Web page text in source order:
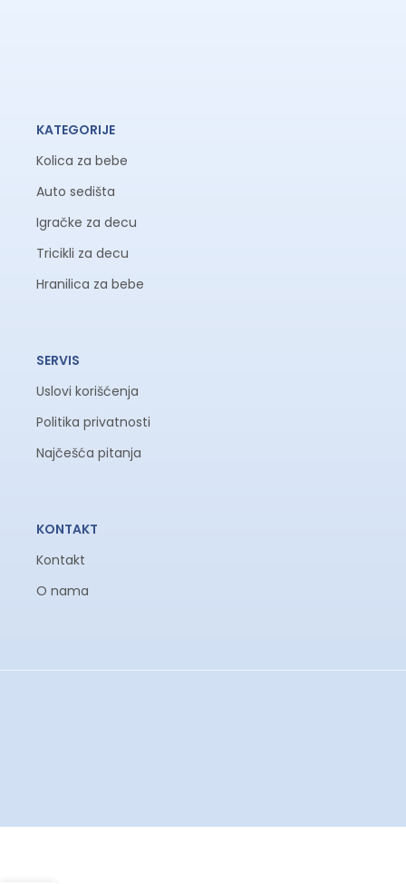
KATEGORIJE
Kolica za bebe
Auto sedišta
Igračke za decu
Tricikli za decu
Hranilica za bebe
SERVIS
Uslovi korišćenja
Politika privatnosti
Najčešća pitanja
KONTAKT
Kontakt
O nama